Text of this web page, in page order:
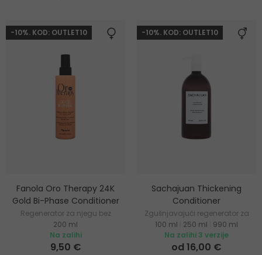
-10%. KOD: OUTLET10
Fanola Oro Therapy 24K
Gold Bi-Phase Conditioner
Regenerator za njegu bez
ispiranja
200 ml
Na zalihi
9,50 €
-10%. KOD: OUTLET10
Sachajuan Thickening
Conditioner
Zgušnjavajući regenerator za
tanku i rijetku kosu
100 ml 250 ml
990 ml
Na zalihi 3 verzije
od 16,00 €